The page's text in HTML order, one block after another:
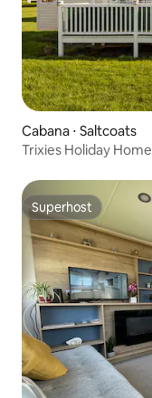
Cabana ⋅ Saltcoats
Trixies Holiday Home
Superhost
Superhost